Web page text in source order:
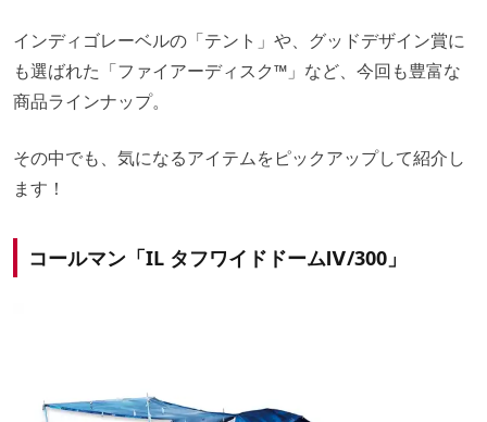
インディゴレーベルの「テント」や、グッドデザイン賞に
も選ばれた「ファイアーディスク™」など、今回も豊富な
商品ラインナップ。
その中でも、気になるアイテムをピックアップして紹介し
ます！
コールマン「IL タフワイドドームⅣ/300」